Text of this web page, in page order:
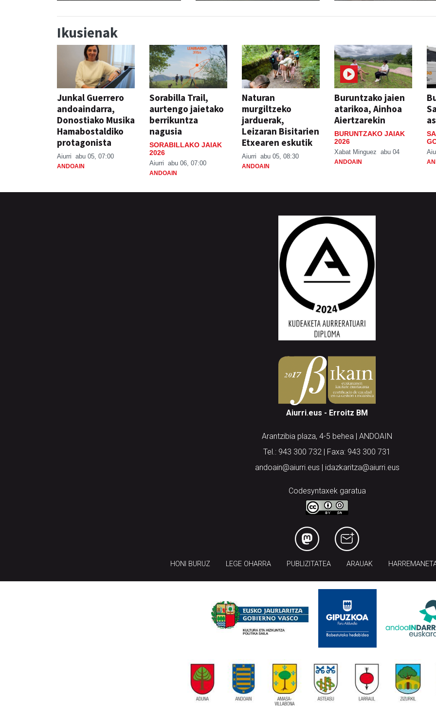
Ikusienak
Junkal Guerrero
andoaindarra,
Donostiako Musika
Hamabostaldiko
protagonista
Aiurri abu 05, 07:00
ANDOAIN
Sorabilla Trail,
aurtengo jaietako
berrikuntza
nagusia
SORABILLAKO JAIAK
2026
Aiurri abu 06, 07:00
ANDOAIN
Naturan
murgiltzeko
jarduerak,
Leizaran Bisitarien
Etxearen eskutik
Aiurri abu 05, 08:30
ANDOAIN
Buruntzako jaien
atarikoa, Ainhoa
Aiertzarekin
BURUNTZAKO JAIAK
2026
Xabat Minguez abu 04
ANDOAIN
Aiurri.eus - Erroitz BM
Arantzibia plaza, 4-5 behea | ANDOAIN
Tel.: 943 300 732 | Faxa: 943 300 731
andoain@aiurri.eus | idazkaritza@aiurri.eus
Codesyntaxek garatua
HONI BURUZ LEGE OHARRA PUBLIZITATEA ARAUAK